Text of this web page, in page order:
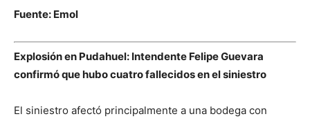
Fuente: Emol
Explosión en Pudahuel: Intendente Felipe Guevara
confirmó que hubo cuatro fallecidos en el siniestro
El siniestro afectó principalmente a una bodega con